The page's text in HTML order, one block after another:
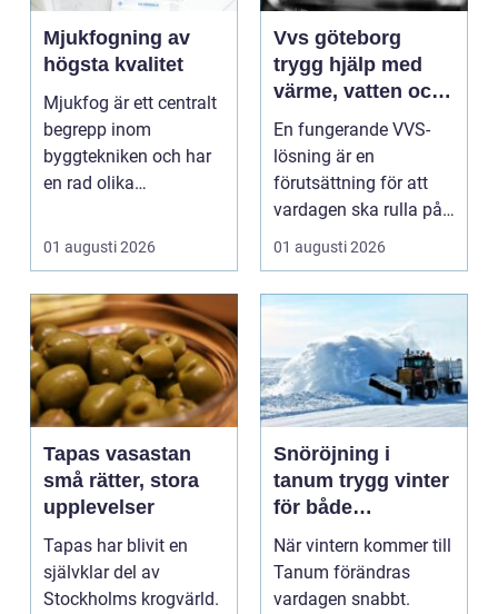
Mjukfogning av
högsta kvalitet
Mjukfog är ett centralt
begrepp inom
byggtekniken och har
en rad olika
..
01 augusti 2026
Vvs göteborg
trygg hjälp med
värme, vatten och
sanitet
En fungerande VVS-
lösning är en
förutsättning för att
vardagen ska rulla på.
När värmen strular,
01 augusti 2026
Tapas vasastan
små rätter, stora
upplevelser
Tapas har blivit en
självklar del av
Stockholms krogvärld.
Snöröjning i
tanum trygg vinter
för både
privatpersoner och
företag
När vintern kommer till
Tanum förändras
vardagen snabbt.